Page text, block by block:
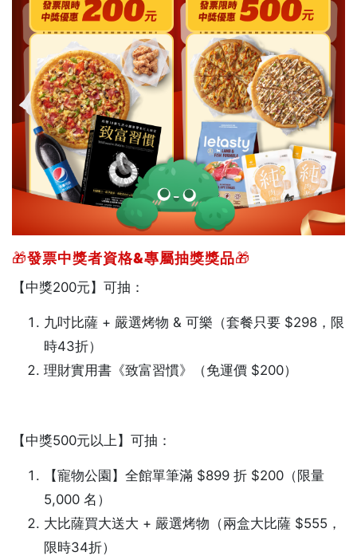
🎁發票中獎者資格&專屬抽獎獎品🎁
【中獎200元】可抽：
九吋比薩 + 嚴選烤物 & 可樂（套餐只要 $298，限
時43折）
理財實用書《致富習慣》（免運價 $200）
【中獎500元以上】可抽：
【寵物公園】全館單筆滿 $899 折 $200（限量
5,000 名）
大比薩買大送大 + 嚴選烤物（兩盒大比薩 $555，
限時34折）